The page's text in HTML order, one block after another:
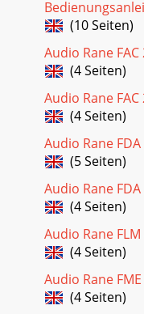
(10 Seiten)
Audio Rane
(4 Seiten)
Audio Rane
(4 Seiten)
Audio Rane
(5 Seiten)
Audio Rane
(4 Seiten)
Audio Rane
(4 Seiten)
Audio Rane
(4 Seiten)